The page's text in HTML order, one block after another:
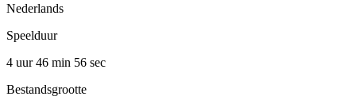
Nederlands
Speelduur
4 uur 46 min 56 sec
Bestandsgrootte